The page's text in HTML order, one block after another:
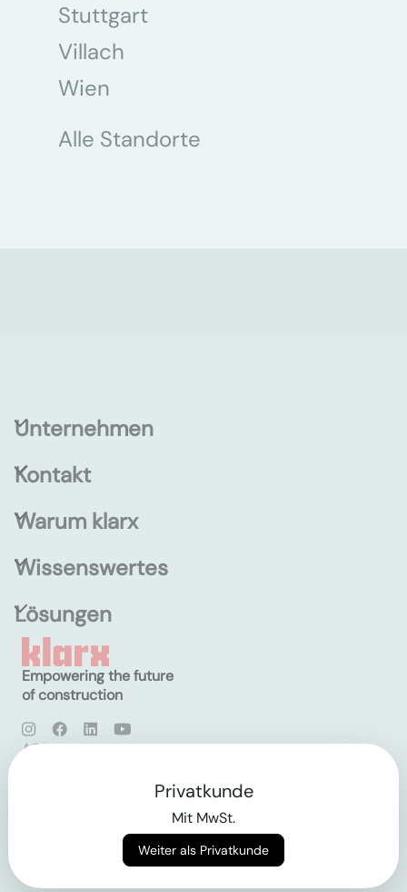
Stuttgart
Villach
Wien
Alle Standorte
Unternehmen
Kontakt
Warum klarx
Wissenswertes
Lösungen
Empowering the future
of construction
AGB
Privatkunde
Mit MwSt.
Weiter als Privatkunde